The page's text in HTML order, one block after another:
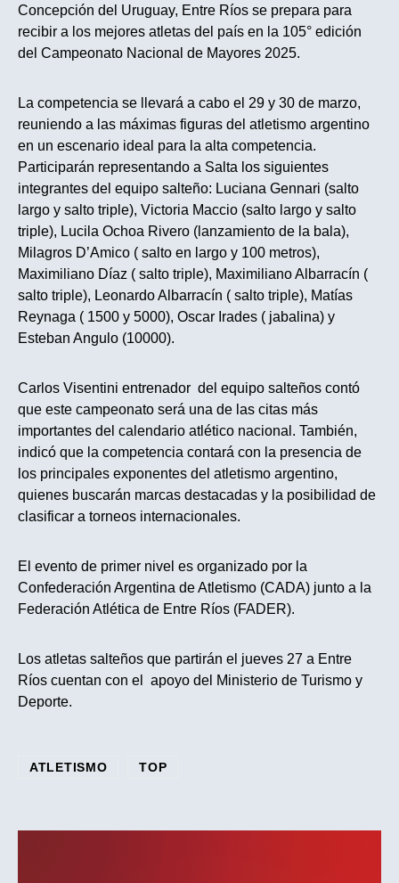
Concepción del Uruguay, Entre Ríos se prepara para
recibir a los mejores atletas del país en la 105° edición
del Campeonato Nacional de Mayores 2025.
La competencia se llevará a cabo el 29 y 30 de marzo,
reuniendo a las máximas figuras del atletismo argentino
en un escenario ideal para la alta competencia.
Participarán representando a Salta los siguientes
integrantes del equipo salteño: Luciana Gennari (salto
largo y salto triple), Victoria Maccio (salto largo y salto
triple), Lucila Ochoa Rivero (lanzamiento de la bala),
Milagros D’Amico ( salto en largo y 100 metros),
Maximiliano Díaz ( salto triple), Maximiliano Albarracín (
salto triple), Leonardo Albarracín ( salto triple), Matías
Reynaga ( 1500 y 5000), Oscar Irades ( jabalina) y
Esteban Angulo (10000).
Carlos Visentini entrenador del equipo salteños contó
que este campeonato será una de las citas más
importantes del calendario atlético nacional. También,
indicó que la competencia contará con la presencia de
los principales exponentes del atletismo argentino,
quienes buscarán marcas destacadas y la posibilidad de
clasificar a torneos internacionales.
El evento de primer nivel es organizado por la
Confederación Argentina de Atletismo (CADA) junto a la
Federación Atlética de Entre Ríos (FADER).
Los atletas salteños que partirán el jueves 27 a Entre
Ríos cuentan con el apoyo del Ministerio de Turismo y
Deporte.
ATLETISMO TOP